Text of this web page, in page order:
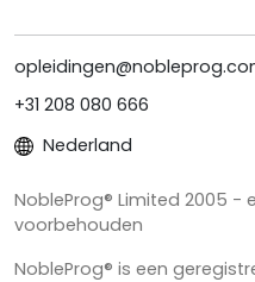
+31 208 080 666
Nederland
NobleProg® Limited 2005 -
voorbehouden
NobleProg® is een